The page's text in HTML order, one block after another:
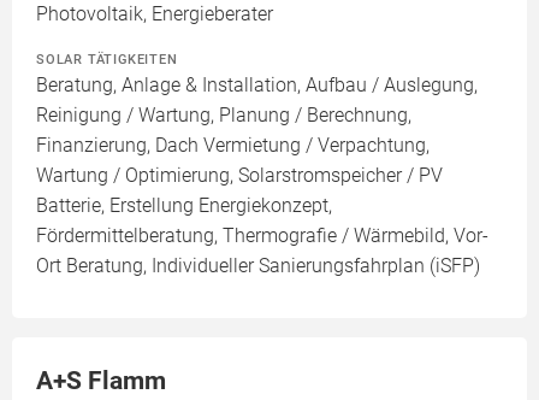
Photovoltaik, Energieberater
SOLAR TÄTIGKEITEN
Beratung, Anlage & Installation, Aufbau / Auslegung,
Reinigung / Wartung, Planung / Berechnung,
Finanzierung, Dach Vermietung / Verpachtung,
Wartung / Optimierung, Solarstromspeicher / PV
Batterie, Erstellung Energiekonzept,
Fördermittelberatung, Thermografie / Wärmebild, Vor-
Ort Beratung, Individueller Sanierungsfahrplan (iSFP)
A+S Flamm